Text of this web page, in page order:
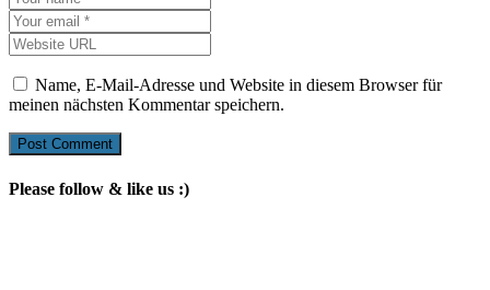
Name, E-Mail-Adresse und Website in diesem Browser für
meinen nächsten Kommentar speichern.
Please follow & like us :)